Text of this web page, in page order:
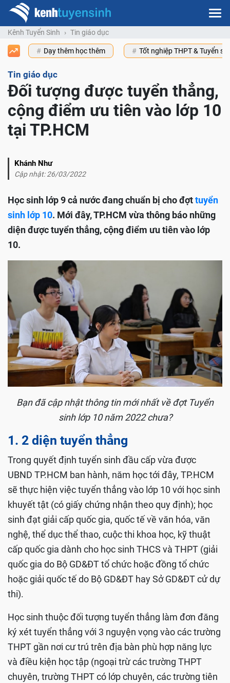
Kênh Tuyển Sinh Tin giáo dục
Dạy thêm học thêm Tốt nghiệp THPT & Tuyển
Tin giáo dục
Đối tượng được tuyển thẳng,
cộng điểm ưu tiên vào lớp 10
tại TP.HCM
Khánh Như
Cập nhật: 26/03/2022
Học sinh lớp 9 cả nước đang chuẩn bị cho đợttuyển
sinh lớp 10. Mới đây, TP.HCM vừa thông báo những
diện được tuyển thẳng, cộng điểm ưu tiên vào lớp
10.
Bạn đã cập nhật thông tin mới nhất về đợt Tuyển
sinh lớp 10 năm 2022 chưa?
1. 2 diện tuyển thẳng
Trong quyết định tuyển sinh đầu cấp vừa được
UBND TP.HCM ban hành, năm học tới đây, TP.HCM
sẽ thực hiện việc tuyển thẳng vào lớp 10 với học sinh
khuyết tật (có giấy chứng nhận theo quy định); học
sinh đạt giải cấp quốc gia, quốc tế về văn hóa, văn
nghệ, thể dục thể thao, cuộc thi khoa học, kỹ thuật
cấp quốc gia dành cho học sinh THCS và THPT (giải
quốc gia do Bộ GD&ĐT tổ chức hoặc đồng tổ chức
hoặc giải quốc tế do Bộ GD&ĐT hay Sở GD&ĐT cử dự
thi).
Học sinh thuộc đối tượng tuyển thẳng làm đơn đăng
ký xét tuyển thẳng với 3 nguyện vọng vào các trường
THPT gần nơi cư trú trên địa bàn phù hợp năng lực
và điều kiện học tập (ngoại trừ các trường THPT
chuyên, trường THPT có lớp chuyên, các trường tiên